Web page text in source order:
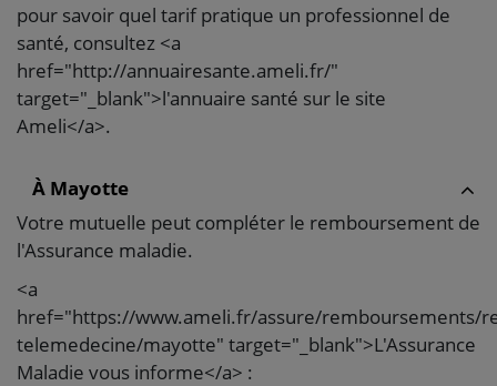
pour savoir quel tarif pratique un professionnel de
santé, consultez <a
href="http://annuairesante.ameli.fr/"
target="_blank">l'annuaire santé sur le site
Ameli</a>.
À Mayotte
Votre mutuelle peut compléter le remboursement de
l'Assurance maladie.
<a
href="https://www.ameli.fr/assure/remboursements/
telemedecine/mayotte" target="_blank">L'Assurance
Maladie vous informe</a> :